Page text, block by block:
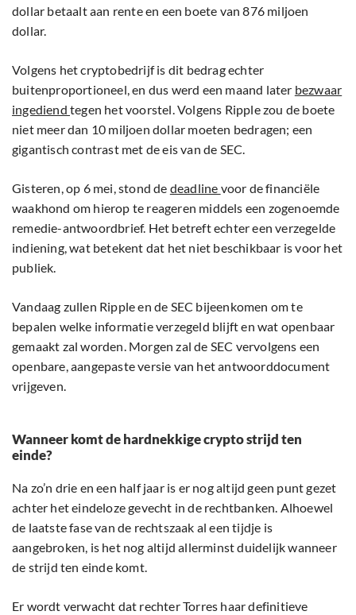
dollar betaalt aan rente en een boete van 876 miljoen
dollar.
Volgens het cryptobedrijf is dit bedrag echter
buitenproportioneel, en dus werd een maand later bezwaar
ingediend tegen het voorstel. Volgens Ripple zou de boete
niet meer dan 10 miljoen dollar moeten bedragen; een
gigantisch contrast met de eis van de SEC.
Gisteren, op 6 mei, stond de deadline voor de financiële
waakhond om hierop te reageren middels een zogenoemde
remedie-antwoordbrief. Het betreft echter een verzegelde
indiening, wat betekent dat het niet beschikbaar is voor het
publiek.
Vandaag zullen Ripple en de SEC bijeenkomen om te
bepalen welke informatie verzegeld blijft en wat openbaar
gemaakt zal worden. Morgen zal de SEC vervolgens een
openbare, aangepaste versie van het antwoorddocument
vrijgeven.
Wanneer komt de hardnekkige crypto strijd ten
einde?
Na zo’n drie en een half jaar is er nog altijd geen punt gezet
achter het eindeloze gevecht in de rechtbanken. Alhoewel
de laatste fase van de rechtszaak al een tijdje is
aangebroken, is het nog altijd allerminst duidelijk wanneer
de strijd ten einde komt.
Er wordt verwacht dat rechter Torres haar definitieve